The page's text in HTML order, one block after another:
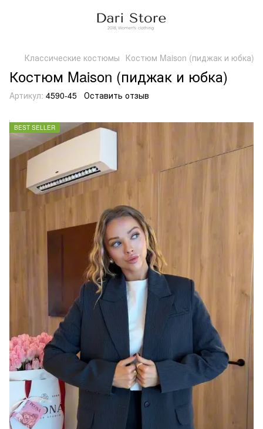
Классические костюмы Костюм Maison (пиджак и юбка)
Костюм Maison (пиджак и юбка)
Артикул: 4590-45 Оставить отзыв
BEST SELLER